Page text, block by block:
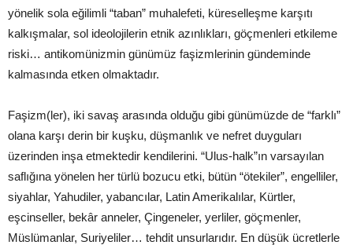
yönelik sola eğilimli “taban” muhalefeti, küreselleşme karşıtı
kalkışmalar, sol ideolojilerin etnik azınlıkları, göçmenleri etkileme
riski… antikomünizmin günümüz faşizmlerinin gündeminde
kalmasında etken olmaktadır.
Faşizm(ler), iki savaş arasında olduğu gibi günümüzde de “farklı”
olana karşı derin bir kuşku, düşmanlık ve nefret duyguları
üzerinden inşa etmektedir kendilerini. “Ulus-halk”ın varsayılan
saflığına yönelen her türlü bozucu etki, bütün “ötekiler”, engelliler,
siyahlar, Yahudiler, yabancılar, Latin Amerikalılar, Kürtler,
eşcinseller, bekâr anneler, Çingeneler, yerliler, göçmenler,
Müslümanlar, Suriyeliler… tehdit unsurlarıdır. En düşük ücretlerle